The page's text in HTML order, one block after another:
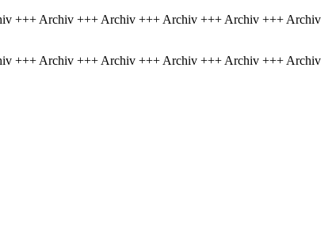
+++ Archiv +++ Archiv +++ Archiv +++ Archiv +++ Archiv
+++ Archiv +++ Archiv +++ Archiv +++ Archiv +++ Archiv